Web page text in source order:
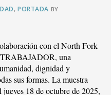
,PORTADA BY
con el North Fork
una
dignidad y
sus formas. La muestra
18 de octubre de 2025,